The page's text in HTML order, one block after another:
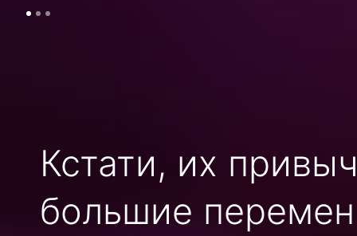
Кстати, их
большие